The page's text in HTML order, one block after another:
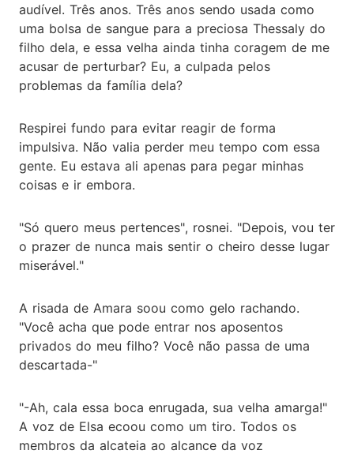
audível. Três anos. Três anos sendo usada como
uma bolsa de sangue para a preciosa Thessaly do
filho dela, e essa velha ainda tinha coragem de me
acusar de perturbar? Eu, a culpada pelos
problemas da família dela?
Respirei fundo para evitar reagir de forma
impulsiva. Não valia perder meu tempo com essa
gente. Eu estava ali apenas para pegar minhas
coisas e ir embora.
"Só quero meus pertences", rosnei. "Depois, vou ter
o prazer de nunca mais sentir o cheiro desse lugar
miserável."
A risada de Amara soou como gelo rachando.
"Você acha que pode entrar nos aposentos
privados do meu filho? Você não passa de uma
descartada-"
"-Ah, cala essa boca enrugada, sua velha amarga!"
A voz de Elsa ecoou como um tiro. Todos os
membros da alcateia ao alcance da voz